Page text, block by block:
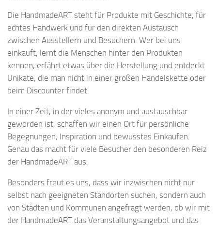
Die HandmadeART steht für Produkte mit Geschichte, für
echtes Handwerk und für den direkten Austausch
zwischen Ausstellern und Besuchern. Wer bei uns
einkauft, lernt die Menschen hinter den Produkten
kennen, erfährt etwas über die Herstellung und entdeckt
Unikate, die man nicht in einer großen Handelskette oder
beim Discounter findet.
In einer Zeit, in der vieles anonym und austauschbar
geworden ist, schaffen wir einen Ort für persönliche
Begegnungen, Inspiration und bewusstes Einkaufen.
Genau das macht für viele Besucher den besonderen Reiz
der HandmadeART aus.
Besonders freut es uns, dass wir inzwischen nicht nur
selbst nach geeigneten Standorten suchen, sondern auch
von Städten und Kommunen angefragt werden, ob wir mit
der HandmadeART das Veranstaltungsangebot und das